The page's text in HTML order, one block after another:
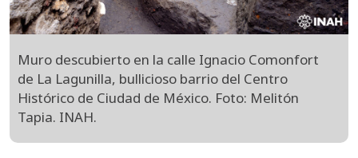
Muro descubierto en la calle Ignacio Comonfort
de La Lagunilla, bullicioso barrio del Centro
Histórico de Ciudad de México. Foto: Melitón
Tapia. INAH.